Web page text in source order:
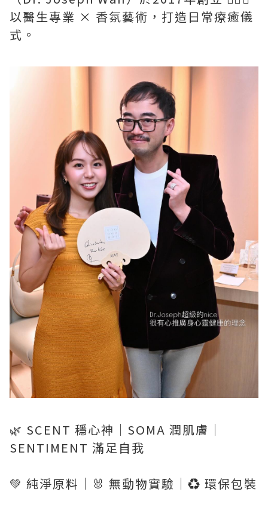
以醫生專業 × 香氛藝術，打造日常療癒儀
式。
🌿 SCENT 穩心神｜SOMA 潤肌膚｜
SENTIMENT 滿足自我
💚 純淨原料｜🐰 無動物實驗｜♻️ 環保包裝